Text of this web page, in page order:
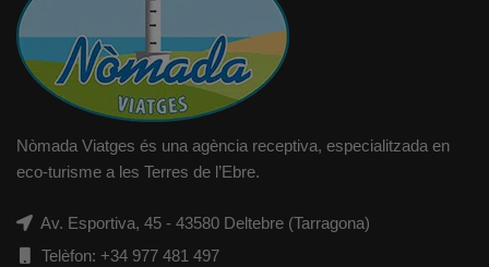
Nòmada Viatges és una agència receptiva, especialitzada en
eco-turisme a les Terres de l’Ebre.
Av. Esportiva, 45 - 43580 Deltebre (Tarragona)
Telèfon: +34 977 481 497